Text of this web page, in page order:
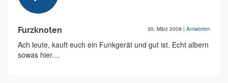
Furzknoten 30. März 2009 | Antworten
Ach leute, kauft euch ein Funkgerät und gut ist. Echt albern
sowas hier....